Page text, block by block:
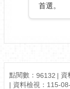
首選。
點閱數： 96132 資
資料檢視： 115-